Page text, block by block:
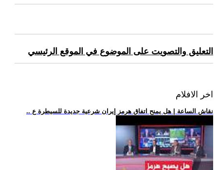
التعليق والتصويت على الموضوع في الموقع الرئيسي
اخر الافلام
.. نقاش الساعة | هل يمنح اتفاق هرمز إيران شرعية جديدة للسيطرة ع